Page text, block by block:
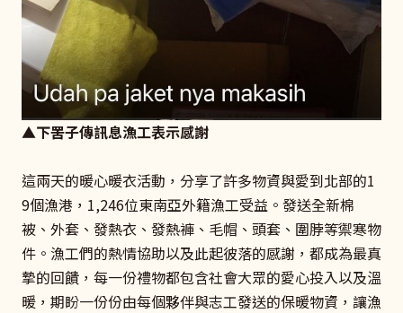
▲下罟子傳訊息漁工表示感謝
這兩天的暖心暖衣活動，分享了許多物資與愛到北部的1
9個漁港，1,246位東南亞外籍漁工受益。發送全新棉
被、外套、發熱衣、發熱褲、毛帽、頭套、圍脖等禦寒物
件。漁工們的熱情協助以及此起彼落的感謝，都成為最真
摯的回饋，每一份禮物都包含社會大眾的愛心投入以及溫
暖，期盼一份份由每個夥伴與志工發送的保暖物資，讓漁